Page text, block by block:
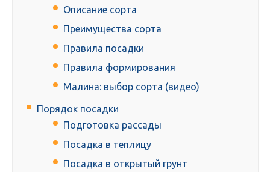
Описание сорта
Преимущества сорта
Правила посадки
Правила формирования
Малина: выбор сорта (видео)
Порядок посадки
Подготовка рассады
Посадка в теплицу
Посадка в открытый грунт